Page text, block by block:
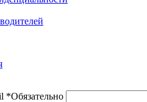
*Обязательно